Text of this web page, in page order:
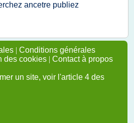
ancetre publiez
| Conditions générales
des cookies | Contact à propos
un site, voir l'article 4 des